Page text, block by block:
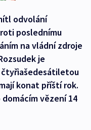
odvolání
poslednímu
na vládní zdroje
je
konat příští rok.
vězení 14